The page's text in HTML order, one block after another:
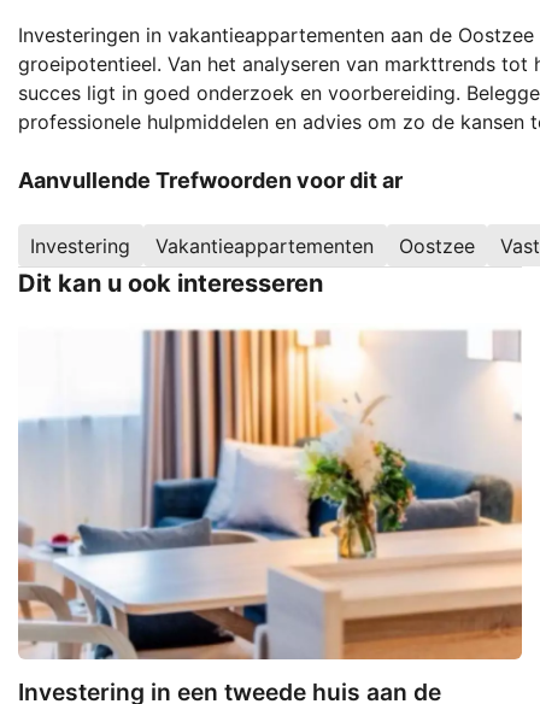
Investeringen in vakantieappartementen aan de
groeipotentieel. Van het analyseren van markttrends
succes ligt in goed onderzoek en voorbereiding.
professionele hulpmiddelen en advies om zo de kansen
Aanvullende Trefwoorden voor dit ar
Investering Vakantieappartementen Oostzee
Dit kan u ook interesseren
Investering in een tweede huis aan de